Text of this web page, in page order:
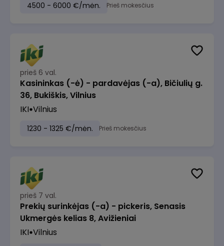
4500 - 6000 €/mėn. Prieš mokesčius
prieš 6 val.
Kasininkas (-ė) - pardavėjas (-a), Bičiulių g.
36, Bukiškis, Vilnius
IKI Vilnius
1230 - 1325 €/mėn. Prieš mokesčius
prieš 7 val.
Prekių surinkėjas (-a) - pickeris, Senasis
Ukmergės kelias 8, Avižieniai
IKI Vilnius